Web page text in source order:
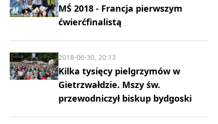
MŚ 2018 - Francja pierwszym
ćwierćfinalistą
Kilka tysięcy pielgrzymów w
Gietrzwałdzie. Mszy św.
przewodniczył biskup bydgoski
2018-06-30, 20:13